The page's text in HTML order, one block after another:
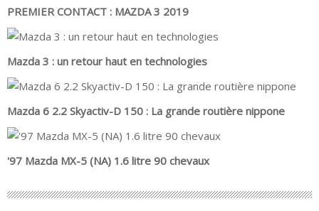
PREMIER CONTACT : MAZDA 3 2019
Mazda 3 : un retour haut en technologies
Mazda 6 2.2 Skyactiv-D 150 : La grande routière nippone
'97 Mazda MX-5 (NA) 1.6 litre 90 chevaux